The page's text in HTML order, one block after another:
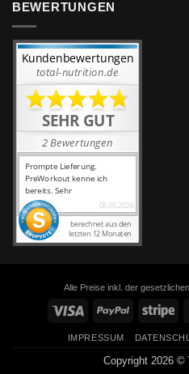
BEWERTUNGEN
Alle Preise inkl. der
Visa PayPal
IMPRESSUM
Copyright 2026 ©